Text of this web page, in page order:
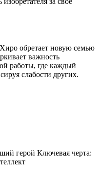
обретает новую семью
важность
работы, где каждый
слабости других.
герой Ключевая черта: